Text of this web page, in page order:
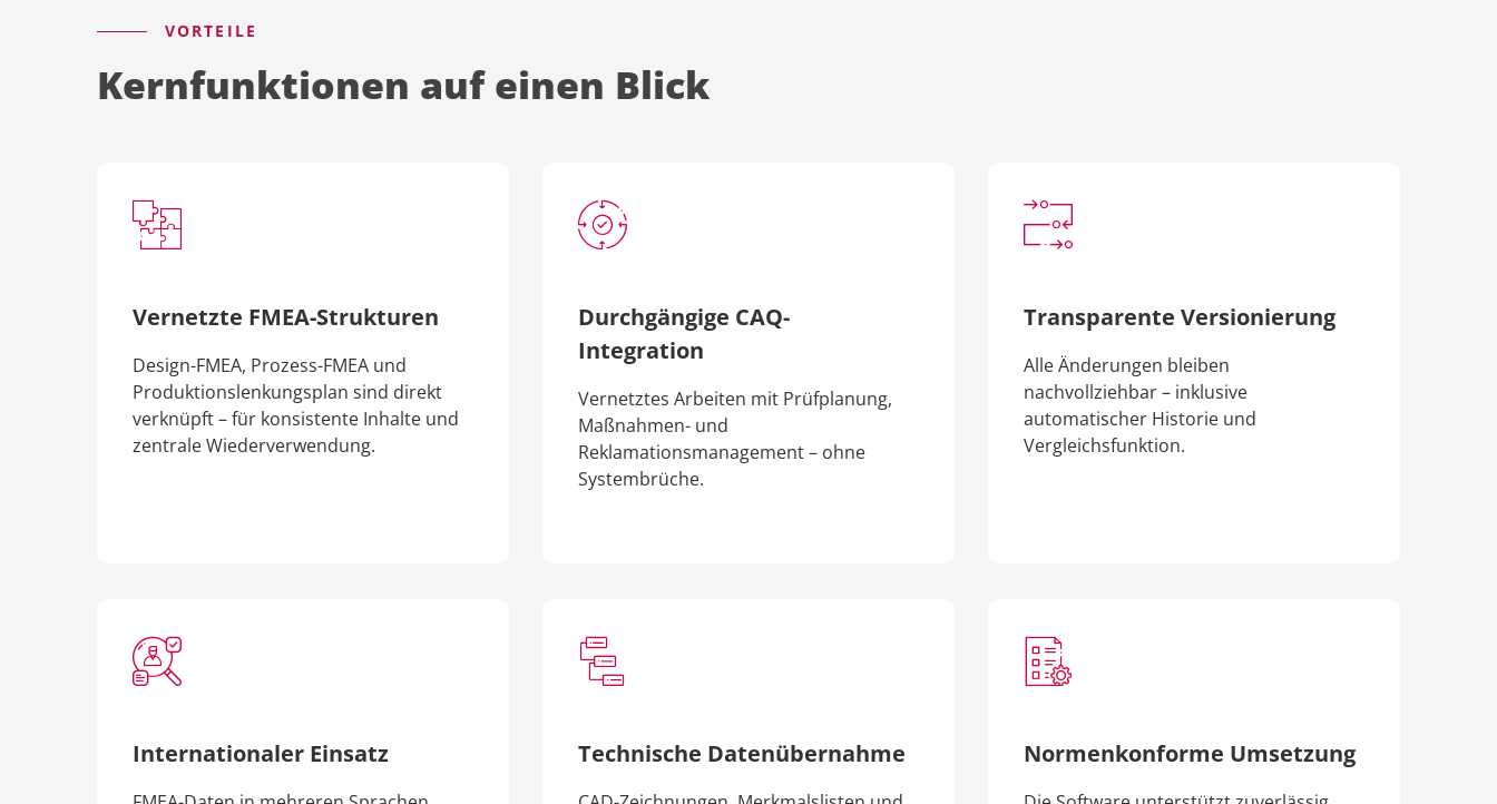
VORTEILE
Kernfunktionen auf einen Blick
Vernetzte FMEA-Strukturen
Design-FMEA, Prozess-FMEA und
Produktionslenkungsplan sind direkt
verknüpft – für konsistente Inhalte und
zentrale Wiederverwendung.
Durchgängige CAQ-
Integration
Vernetztes Arbeiten mit Prüfplanung,
Maßnahmen- und
Reklamationsmanagement – ohne
Systembrüche.
Transparente Versionierung
Alle Änderungen bleiben
nachvollziehbar – inklusive
automatischer Historie und
Vergleichsfunktion.
Internationaler Einsatz Technische Datenübernahme Normenkonforme Umsetzung